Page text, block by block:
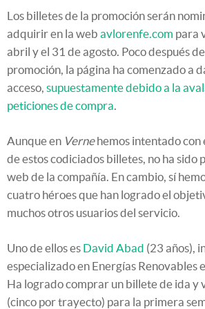
Los billetes de la promoción serán
adquirir en la web avlorenfe.com para
abril y el 31 de agosto. Poco después
promoción, la página ha comenzado a
acceso, supuestamente debido a la
peticiones de compra
Aunque en Vernehemos intentado con
de estos codiciados billetes, no ha sido
web de la compañía. En cambio, sí
cuatro héroes que han logrado el
muchos otros usuarios del servicio.
Uno de ellos es David Abad (23 años),
especializado en Energías Renovables
Ha logrado comprar un billete de ida y
(cinco por trayecto) para la primera